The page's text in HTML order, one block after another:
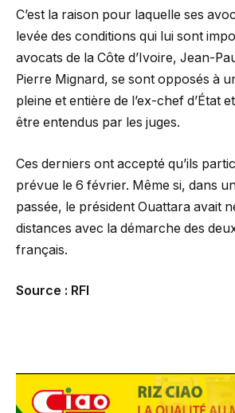
C’est la raison pour laquelle ses
levée des conditions qui lui sont
avocats de la Côte d’Ivoire, Jean-
Pierre Mignard, se sont opposés à
pleine et entière de l’ex-chef d’État
être entendus par les juges.
Ces derniers ont accepté qu’ils
prévue le 6 février. Même si, dans
passée, le président Ouattara avait
distances avec la démarche des
français.
Source : RFI